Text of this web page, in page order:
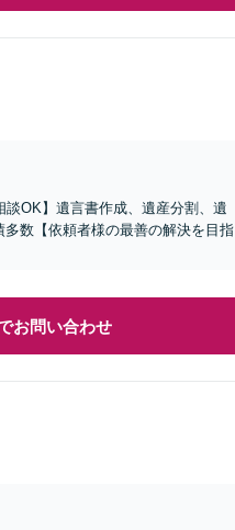
談OK】遺言書作成、遺産分割、遺
数【依頼者様の最善の解決を目指
お問い合わせ